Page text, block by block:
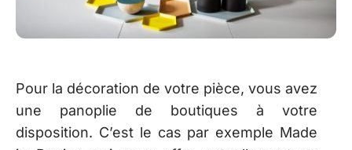
Pour la décoration de votre pièce, vous avez
une panoplie de boutiques à votre
disposition. C’est le cas par exemple Made